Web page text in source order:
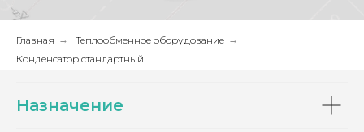
Главная → Теплообменное оборудование →
Конденсатор стандартный
Назначение